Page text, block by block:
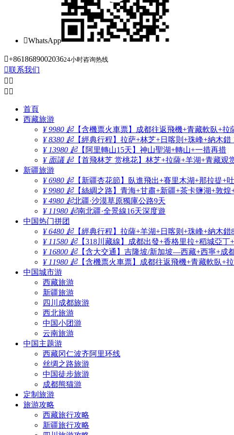
WhatsApp
+861868900203624小时咨询热线
联系我们
 
 
首頁
西藏旅游
¥ 9980 起【含機票火車票】成都往返飛機+青藏軟臥+拉
¥ 8380 起【經典行程】拉萨+林芝+日喀則+珠峰+納木錯
¥ 13980 起【阿里轉山15天】神山聖湖+轉山+一措再措
¥ 面議 起【首飛林芝 赏桃花】林芝+拉薩+羊湖+青藏观
新疆旅游
¥ 6980 起【新疆杏花節】臥進飛出+賽里木湖+那拉提+
¥ 9980 起【絲綢之路】青海+甘肅+新疆+茶卡鹽湖+敦煌
¥ 4980 起北疆·沙漠草原獨庫公路9天
¥ 11980 起南北疆·全景線16天深度遊
中国热门拼团
¥ 6480 起【經典行程】拉薩+羊湖+日喀则+珠峰+納木錯
¥ 11580 起【318川藏線】成都出發+香格里拉+稻城亞
¥ 16800 起【含大交通】吉隆坡/新加坡—西藏+西寧+成
¥ 11980 起【含機票火車票】成都往返飛機+青藏軟臥+
中国城市游
西藏旅游
新疆旅游
四川成都旅游
西北旅游
中国小团游
云南旅游
中国主题游
西藏冈仁波齐阿里环线
丝绸之路旅游
中国徒步旅游
成都熊猫游
定制旅游
旅游攻略
西藏旅行攻略
新疆旅行攻略